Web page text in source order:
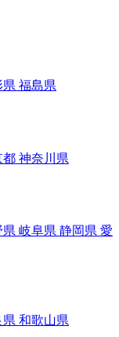
県 福島県
都 神奈川県
県 岐阜県 静岡県 愛
県 和歌山県